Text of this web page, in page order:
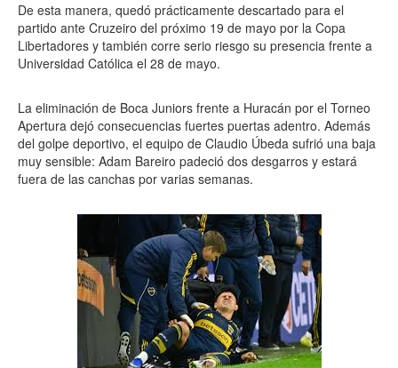
De esta manera, quedó prácticamente descartado para el
partido ante Cruzeiro del próximo 19 de mayo por la Copa
Libertadores y también corre serio riesgo su presencia frente a
Universidad Católica el 28 de mayo.
La eliminación de Boca Juniors frente a Huracán por el Torneo
Apertura dejó consecuencias fuertes puertas adentro. Además
del golpe deportivo, el equipo de Claudio Úbeda sufrió una baja
muy sensible: Adam Bareiro padeció dos desgarros y estará
fuera de las canchas por varias semanas.